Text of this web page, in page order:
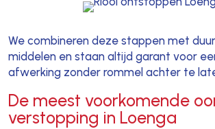
We combineren deze stappen met
middelen en staan altijd garant voor
afwerking zonder rommel achter te
De meest voorkomende
verstopping in Loenga